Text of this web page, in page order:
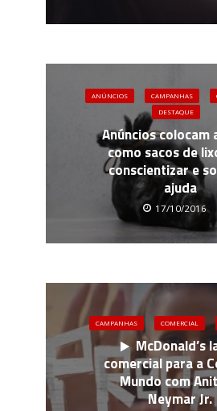
ANÚNCIOS CAMPANHAS
DESTAQUE
Anúncios colocam
como sacos de
conscientizar e
ajuda
17/10/2016
CAMPANHAS COMERCIAL
McDonald’s
comercial para a
Mundo com
Neymar Jr.